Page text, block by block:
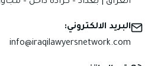
البريد الالكتروني:
info@iraqilawyersnetwork.com